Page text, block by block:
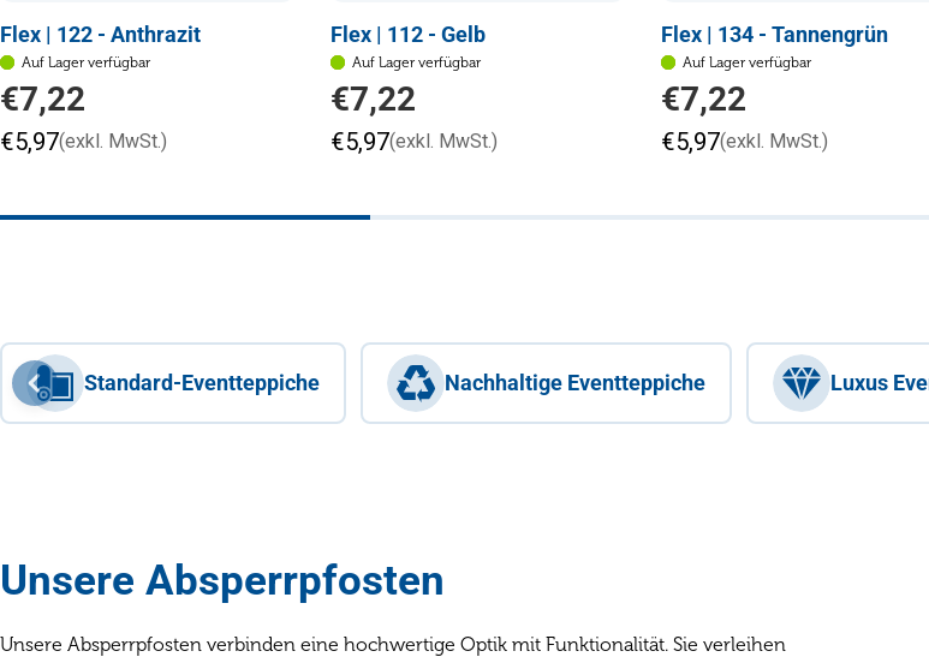
Flex | 122 - Anthrazit
Auf Lager verfügbar
Regulärer
Preis
€7,22
€5,97(exkl. MwSt.)
Flex | 112 - Gelb
Auf Lager verfügbar
Regulärer
Preis
€7,22
€5,97(exkl. MwSt.)
Flex | 134 - Tannengrün
Auf Lager verfügbar
Regulärer
Preis
€7,22
€5,97(exkl. MwSt.)
Standard-Eventteppiche Nachhaltige Eventteppiche Luxus
Unsere Absperrpfosten
Unsere Absperrpfosten verbinden eine hochwertige Optik mit Funktionalität. Sie verleihen